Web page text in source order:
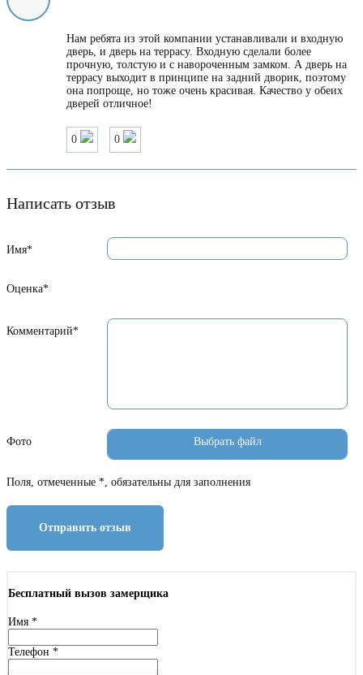
Нам ребята из этой компании устанавливали и входную
дверь, и дверь на террасу. Входную сделали более
прочную, толстую и с навороченным замком. А дверь на
террасу выходит в принципе на задний дворик, поэтому
она попроще, но тоже очень красивая. Качество у обеих
дверей отличное!
0 0
Написать отзыв
Имя*
Оценка*
Комментарий*
Фото
Поля, отмеченные *, обязательны для заполнения
Отправить отзыв
Бесплатный вызов замерщика
Имя *
Телефон *